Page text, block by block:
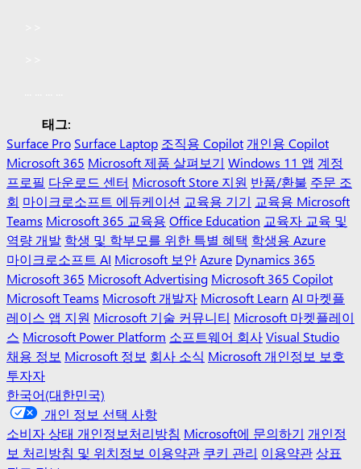
태그:
Surface Pro Surface Laptop 조직용 Copilot 개인용 Copilot
Microsoft 365 Microsoft 제품 살펴보기 Windows 11 앱 계정
프로필 다운로드 센터 Microsoft Store 지원 반품/환불 주문 조
회 마이크로소프트 에듀케이션 교육용 기기 교육용 Microsoft
Teams Microsoft 365 교육용 Office Education 교육자 교육 및
역량 개발 학생 및 학부모를 위한 특별 혜택 학생용 Azure
마이크로소프트 AI Microsoft 보안Azure Dynamics 365
Microsoft 365 Microsoft Advertising Microsoft 365 Copilot
Microsoft Teams Microsoft 개발자 Microsoft Learn AI 마켓플
레이스 앱 지원 Microsoft 기술 커뮤니티 Microsoft 마켓플레이
스 Microsoft Power Platform 소프트웨어 회사Visual Studio
채용 정보 Microsoft 정보 회사 소식 Microsoft 개인정보 보호
투자자
한국어(대한민국)
개인 정보 선택 사항
소비자 상태 개인정보처리방침 Microsoft에 문의하기 개인정
보 처리방침 및 위치정보 이용약관 쿠키 관리 이용약관상표